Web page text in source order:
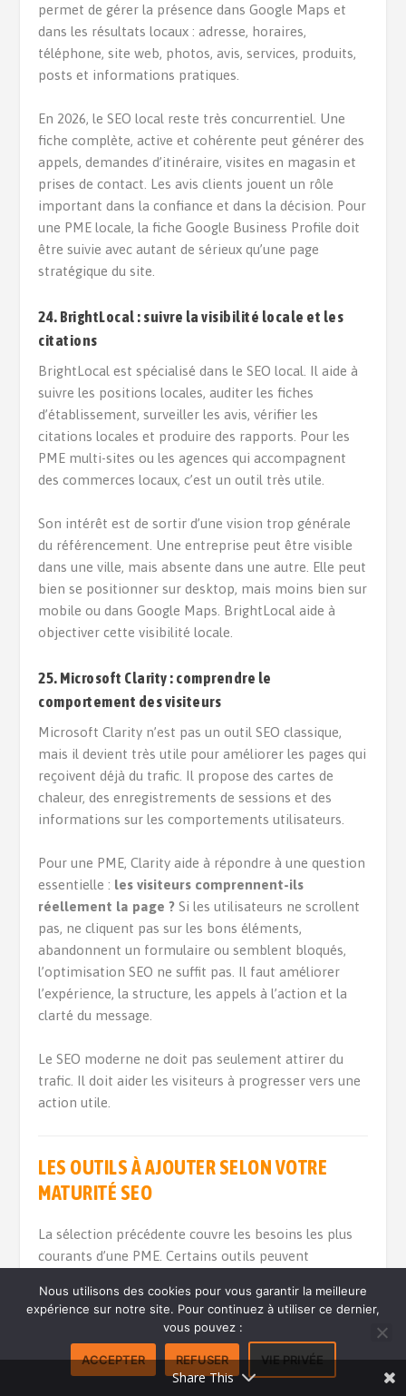
permet de gérer la présence dans Google Maps et
dans les résultats locaux : adresse, horaires,
téléphone, site web, photos, avis, services, produits,
posts et informations pratiques.
En 2026, le SEO local reste très concurrentiel. Une
fiche complète, active et cohérente peut générer des
appels, demandes d’itinéraire, visites en magasin et
prises de contact. Les avis clients jouent un rôle
important dans la confiance et dans la décision. Pour
une PME locale, la fiche Google Business Profile doit
être suivie avec autant de sérieux qu’une page
stratégique du site.
24. BrightLocal : suivre la visibilité locale et les
citations
BrightLocal est spécialisé dans le SEO local. Il aide à
suivre les positions locales, auditer les fiches
d’établissement, surveiller les avis, vérifier les
citations locales et produire des rapports. Pour les
PME multi-sites ou les agences qui accompagnent
des commerces locaux, c’est un outil très utile.
Son intérêt est de sortir d’une vision trop générale
du référencement. Une entreprise peut être visible
dans une ville, mais absente dans une autre. Elle peut
bien se positionner sur desktop, mais moins bien sur
mobile ou dans Google Maps. BrightLocal aide à
objectiver cette visibilité locale.
25. Microsoft Clarity : comprendre le
comportement des visiteurs
Microsoft Clarity n’est pas un outil SEO classique,
mais il devient très utile pour améliorer les pages qui
reçoivent déjà du trafic. Il propose des cartes de
chaleur, des enregistrements de sessions et des
informations sur les comportements utilisateurs.
Pour une PME, Clarity aide à répondre à une question
essentielle : les visiteurs comprennent-ils
réellement la page ? Si les utilisateurs ne scrollent
pas, ne cliquent pas sur les bons éléments,
abandonnent un formulaire ou semblent bloqués,
l’optimisation SEO ne suffit pas. Il faut améliorer
l’expérience, la structure, les appels à l’action et la
clarté du message.
Le SEO moderne ne doit pas seulement attirer du
trafic. Il doit aider les visiteurs à progresser vers une
action utile.
LES OUTILS À AJOUTER SELON VOTRE
MATURITÉ SEO
La sélection précédente couvre les besoins les plus
courants d’une PME. Certains outils peuvent
contexte. Looker Studio permet de créer des
tableaux de bord SEO personnalisés à partir de
Search Console, GA4 et d’autres sources. Majestic
reste intéressant pour une analyse très orientée
backlinks. Botify ou Oncrawl peuvent être pertinents
Share This
Nous utilisons des cookies pour vous garantir la meilleure
expérience sur notre site. Pour continuez à utiliser ce dernier,
vous pouvez :
ACCEPTER REFUSER VIE PRIVÉE